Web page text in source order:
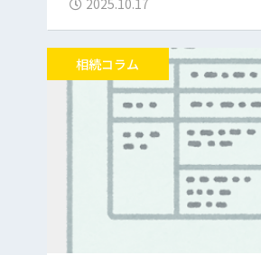
2025.10.17
相続コラム